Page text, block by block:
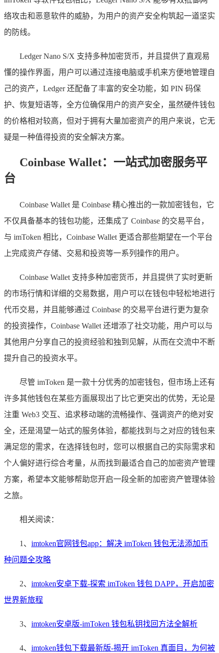
络攻击和恶意软件的威胁，为用户的资产安全构筑起一道坚实
的防线。
Ledger Nano S/X 支持多种加密货币，并且提供了直观易
懂的操作界面，用户可以通过连接电脑或手机来方便地管理自
己的资产，Ledger 还配备了丰富的安全功能，如 PIN 码保
护、恢复短语等，全方位确保用户的资产安全，虽然硬件钱包
的价格相对较高，但对于拥有大量加密资产的用户来说，它无
疑是一种值得投资的安全解决方案。
Coinbase Wallet：一站式加密服务平
台
Coinbase Wallet 是 Coinbase 精心推出的一款加密钱包，它
不仅具备基本的钱包功能，还集成了 Coinbase 的交易平台，
与 imToken 相比，Coinbase Wallet 更适合那些期望在一个平台
上完成资产存储、交易和投资等一系列操作的用户。
Coinbase Wallet 支持多种加密货币，并且提供了实时更新
的市场行情和详细的交易数据，用户可以在钱包中轻松地进行
代币交易，并且能够通过 Coinbase 的交易平台进行更为复杂
的投资操作，Coinbase Wallet 还增添了社交功能，用户可以与
其他用户分享自己的投资经验和独到见解，从而在交流中不断
提升自己的投资水平。
尽管 imToken 是一款十分优秀的加密钱包，但市场上还有
许多其他钱包在某些方面展现出了比它更突出的优势，无论是
注重 Web3 交互、追求移动端的流畅操作、强调资产的绝对安
全，还是渴望一站式的服务体验，都能找到与之对应的钱包来
满足您的需求，在选择钱包时，您可以根据自己的实际需求和
个人偏好进行综合考量，从而找到最适合自己的加密资产管理
方案，希望本文能够帮助您开启一段全新的加密资产管理体验
之旅。
相关阅读：
1、 imtoken官网钱包app：解决 imToken 钱包无法添加币
种问题全攻略
2、 imtoken安卓下载-探索 imToken 钱包 DAPP，开启加密
世界新旅程
3、 imtoken安卓版-imToken 钱包私钥找回方法全解析
4、 imtoken钱包下载最新版-揭开 imToken 真面目，为何被